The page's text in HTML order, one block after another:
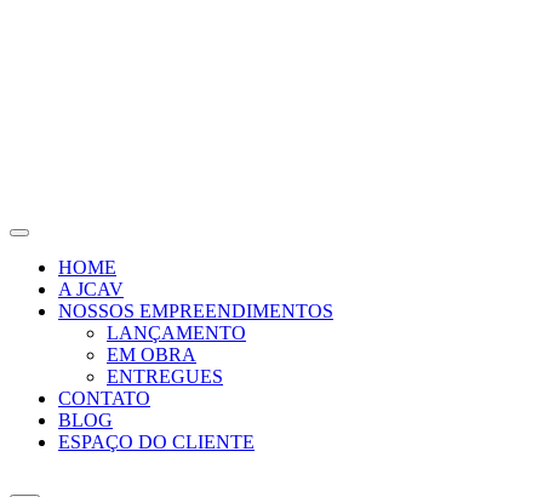
HOME
A JCAV
NOSSOS EMPREENDIMENTOS
LANÇAMENTO
EM OBRA
ENTREGUES
CONTATO
BLOG
ESPAÇO DO CLIENTE